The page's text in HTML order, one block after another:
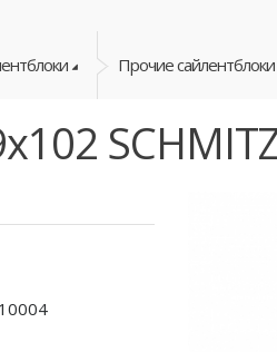
Прочие сайлентблоки